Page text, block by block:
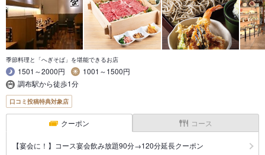
季節料理と「へぎそば」を堪能できるお店
1501～2000円
1001～1500円
調布駅から徒歩1分
口コミ投稿特典対象店
クーポン コース
【宴会に！】コース宴会飲み放題90分→120分延長クーポン